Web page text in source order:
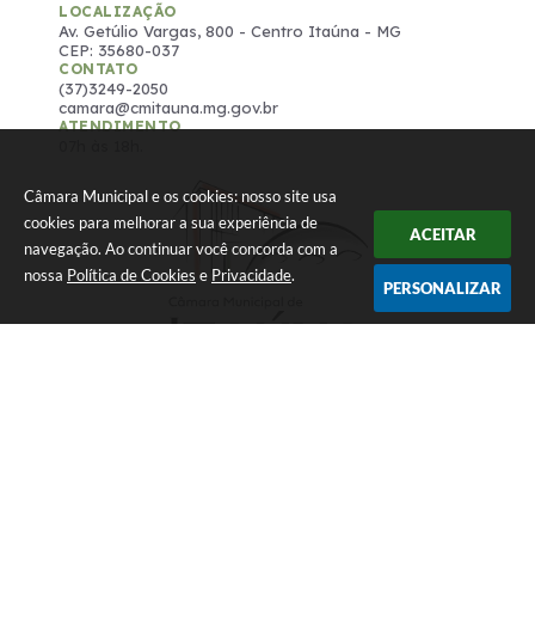
Câmara Municipal e os cookies: nosso site usa
cookies para melhorar a sua experiência de
navegação. Ao continuar você concorda com a
nossa Política de Cookies e Privacidade.
ACEITAR
PERSONALIZAR
LOCALIZAÇÃO
Av. Getúlio Vargas, 800 - Centro Itaúna - MG
CEP: 35680-037
CONTATO
(37)3249-2050
camara@cmitauna.mg.gov.br
ATENDIMENTO